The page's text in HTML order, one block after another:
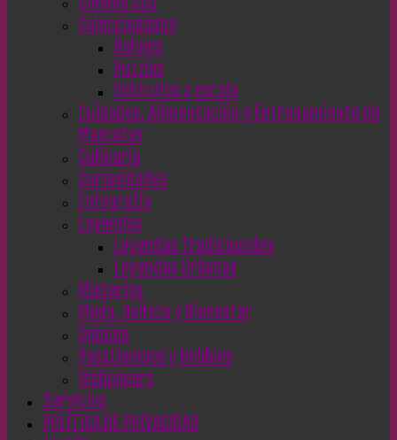
Coleccionismo
Relojes
Puzzles
Vehículos a escala
Cuidados, Alimentación y Entrenamiento de
Mascotas
Culinaria
Curiosidades
Fotografía
Leyendas
Leyendas Tradicionales
Leyendas Urbanas
Misterios
Moda, Belleza y Bienestar
Opinión
Pasatiempos y Hobbies
Wallpapers
Servicios
POLÍTICA DE PRIVACIDAD